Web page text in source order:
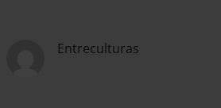
Entreculturas